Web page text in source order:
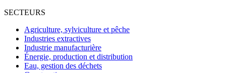
SECTEURS
Agriculture, sylviculture et pêche
Industries extractives
Industrie manufacturière
Énergie, production et distribution
Eau, gestion des déchets